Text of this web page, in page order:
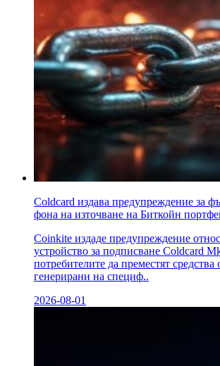
Coldcard издава предупреждение за
фона на източване на Биткойн
Coinkite издаде предупреждение
устройство за подписване Coldcard
потребителите да преместят
генерирани на специф..
2026-08-01